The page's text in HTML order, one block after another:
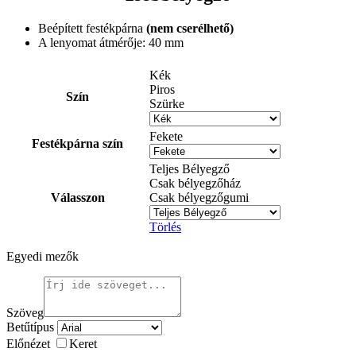
Beépített festékpárna (nem cserélhető)
A lenyomat átmérője: 40 mm
Szín
Kék
Piros
Szürke
Festékpárna szín
Fekete
Válasszon
Teljes Bélyegző
Csak bélyegzőház
Csak bélyegzőgumi
Törlés
Egyedi mezők
Szöveg
Betűtípus
Előnézet
Keret